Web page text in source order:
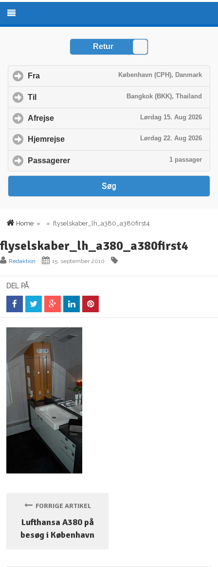
Home » » flyselskaber_lh_a380_a380first4
flyselskaber_lh_a380_a380first4
Redaktion 15. september 2010
DEL PÅ
FORRIGE ARTIKEL
Lufthansa A380 på
besøg i København